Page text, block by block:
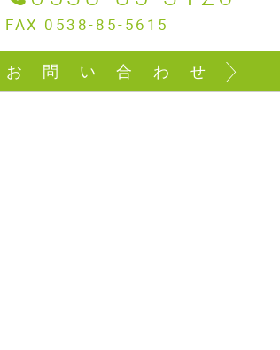
FAX 0538-85-5615
お問い合わせ